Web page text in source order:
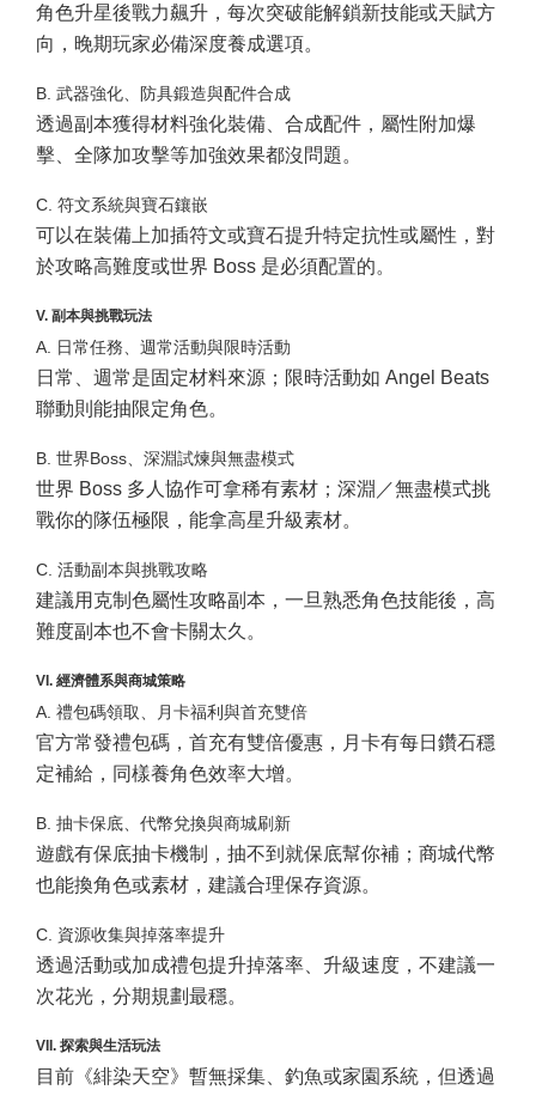
角色升星後戰力飆升，每次突破能解鎖新技能或天賦方
向，晚期玩家必備深度養成選項。
B. 武器強化、防具鍛造與配件合成
透過副本獲得材料強化裝備、合成配件，屬性附加爆
擊、全隊加攻擊等加強效果都沒問題。
C. 符文系統與寶石鑲嵌
可以在裝備上加插符文或寶石提升特定抗性或屬性，對
於攻略高難度或世界 Boss 是必須配置的。
V. 副本與挑戰玩法
A. 日常任務、週常活動與限時活動
日常、週常是固定材料來源；限時活動如 Angel Beats
聯動則能抽限定角色。
B. 世界Boss、深淵試煉與無盡模式
世界 Boss 多人協作可拿稀有素材；深淵／無盡模式挑
戰你的隊伍極限，能拿高星升級素材。
C. 活動副本與挑戰攻略
建議用克制色屬性攻略副本，一旦熟悉角色技能後，高
難度副本也不會卡關太久。
VI. 經濟體系與商城策略
A. 禮包碼領取、月卡福利與首充雙倍
官方常發禮包碼，首充有雙倍優惠，月卡有每日鑽石穩
定補給，同樣養角色效率大增。
B. 抽卡保底、代幣兌換與商城刷新
遊戲有保底抽卡機制，抽不到就保底幫你補；商城代幣
也能換角色或素材，建議合理保存資源。
C. 資源收集與掉落率提升
透過活動或加成禮包提升掉落率、升級速度，不建議一
次花光，分期規劃最穩。
VII. 探索與生活玩法
目前《緋染天空》暫無採集、釣魚或家園系統，但透過